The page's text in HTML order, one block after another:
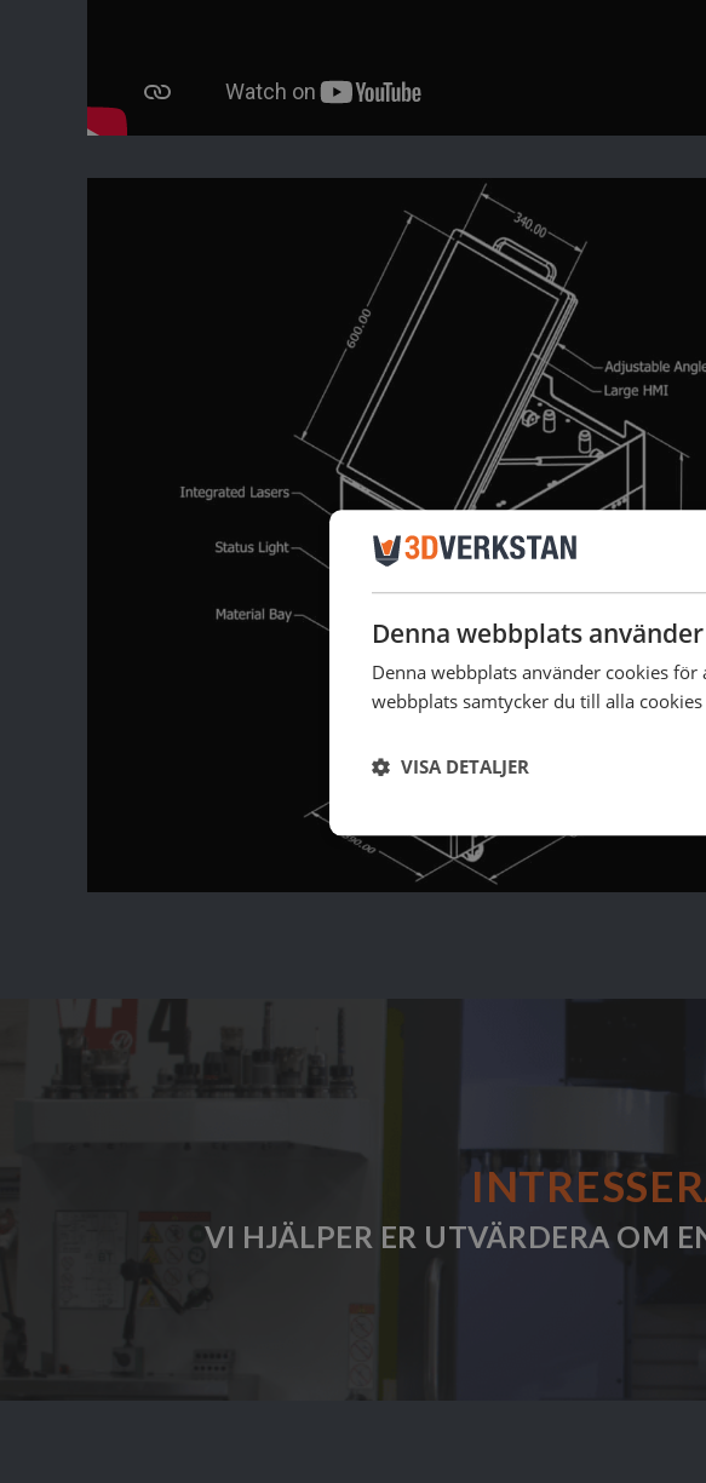
VI HJÄLPER ER UTVÄRDERA OM
Denna webbplats
Denna webbplats använder cookies
webbplats samtycker du till alla
VISA DETALJER